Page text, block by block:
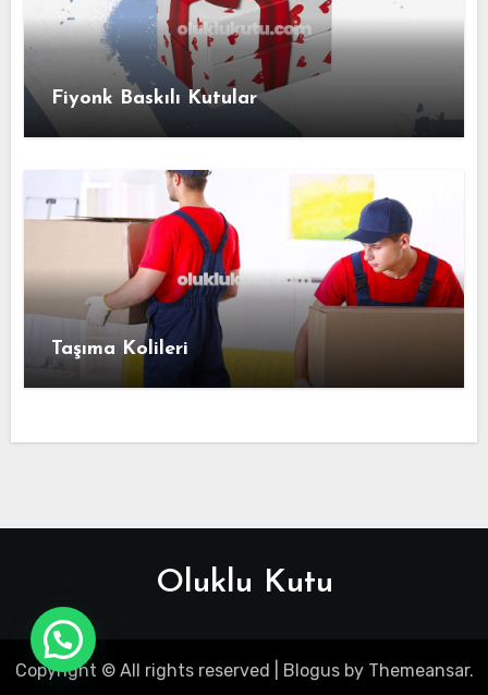
Fiyonk Baskılı Kutular
Taşıma Kolileri
Oluklu Kutu
Copyright © All rights reserved Blogusby Themeansar.